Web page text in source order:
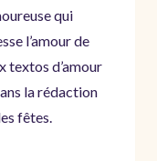
qui
l’amour de
textos d’amour
la rédaction
fêtes.